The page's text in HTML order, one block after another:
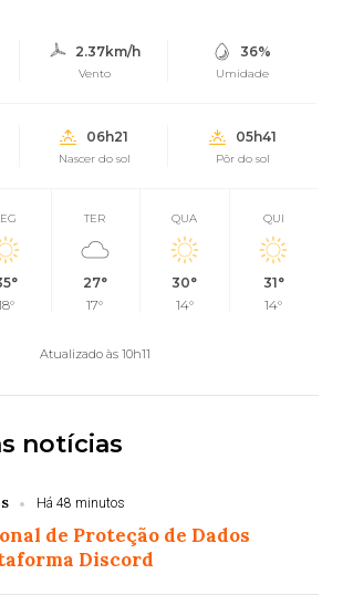
2.37km/h
Vento
36%
Umidade
06h21
Nascer do sol
05h41
Pôr do sol
TER
27°
17°
QUA
30°
14°
QUI
31°
14°
Atualizado às 10h11
notícias
Há 48 minutos
de Proteção de Dados
Discord